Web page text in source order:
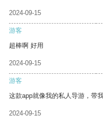
2024-09-15
游客
超棒啊 好用
2024-09-15
游客
这款app就像我的私人导游，带
2024-09-15